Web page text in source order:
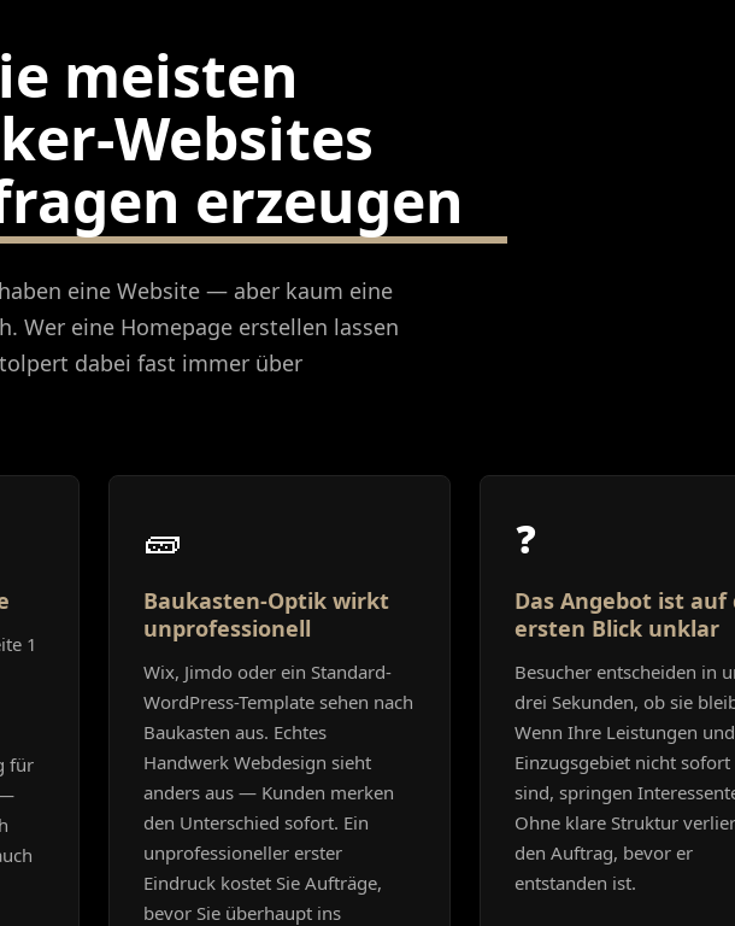
meisten
Websites
erzeugen
eine Website — aber kaum eine
Wer eine Homepage erstellen lassen
dabei fast immer über
1
für
🧱
Baukasten-Optik wirkt
unprofessionell
Wix, Jimdo oder ein Standard-
WordPress-Template sehen nach
Baukasten aus. Echtes
Handwerk Webdesign sieht
anders aus — Kunden merken
den Unterschied sofort. Ein
unprofessioneller erster
Eindruck kostet Sie Aufträge,
bevor Sie überhaupt ins
❓
Das Angebot ist auf
ersten Blick unklar
Besucher entscheiden in
drei Sekunden, ob sie
Wenn Ihre Leistungen
Einzugsgebiet nicht
sind, springen
Ohne klare Struktur
den Auftrag, bevor er
entstanden ist.